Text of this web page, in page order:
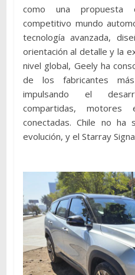
como una propuesta
competitivo mundo
tecnología avanzada,
orientación al detalle y la
nivel global, Geely ha
de los fabricantes
impulsando el
compartidas, motores
conectadas. Chile no
evolución, y el Starray